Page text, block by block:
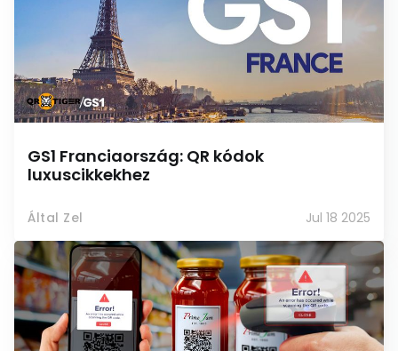
GS1 Franciaország: QR kódok
luxuscikkekhez
Által Zel Jul 18 2025